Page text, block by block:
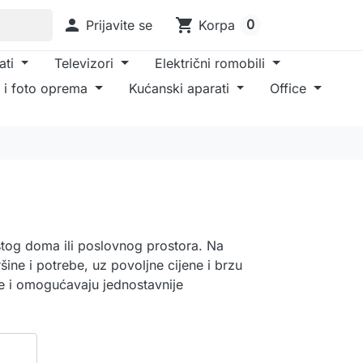
 Prijavite se shopping_cart Korpa 0
Televizori
Električni romobili
i foto oprema Kućanski aparati
Office
doma ili poslovnog prostora. Na
i potrebe, uz povoljne cijene i brzu
i omogućavaju jednostavnije